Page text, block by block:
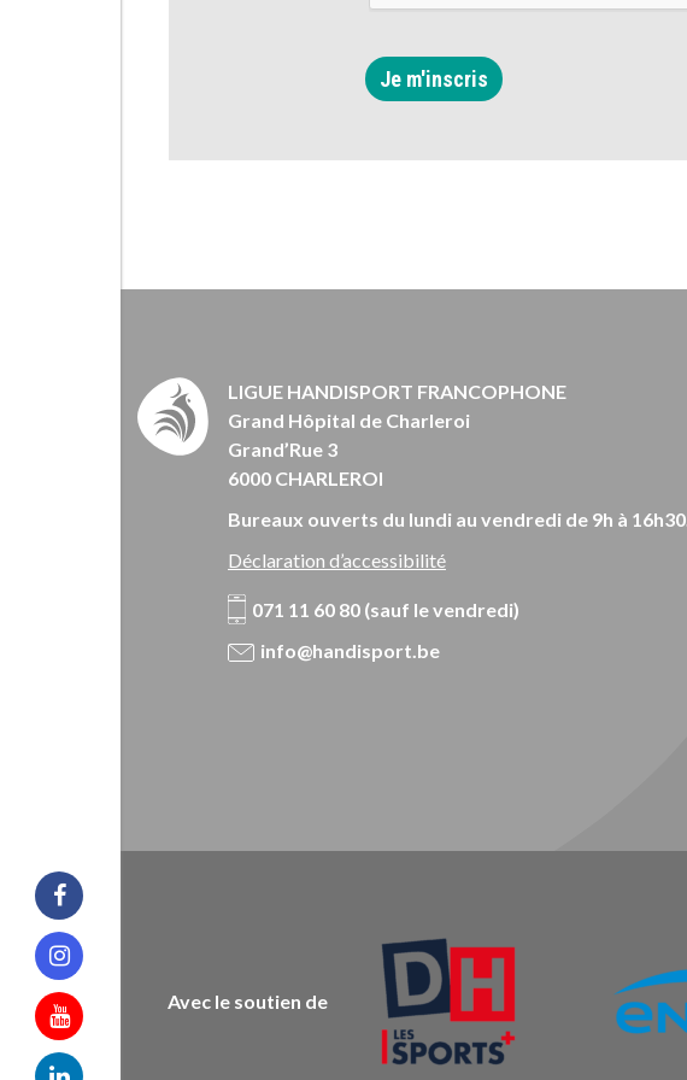
Facebook
Instagram
Youtube
Je m'inscris
LIGUE HANDISPORT FRANCOPHONE
Grand Hôpital de Charleroi
Grand’Rue 3
6000 CHARLEROI
Bureaux ouverts du lundi au vendredi de 9h à 16h30.
Déclaration d’accessibilité
071 11 60 80 (sauf le vendredi)
info@handisport.be
Avec le soutien de